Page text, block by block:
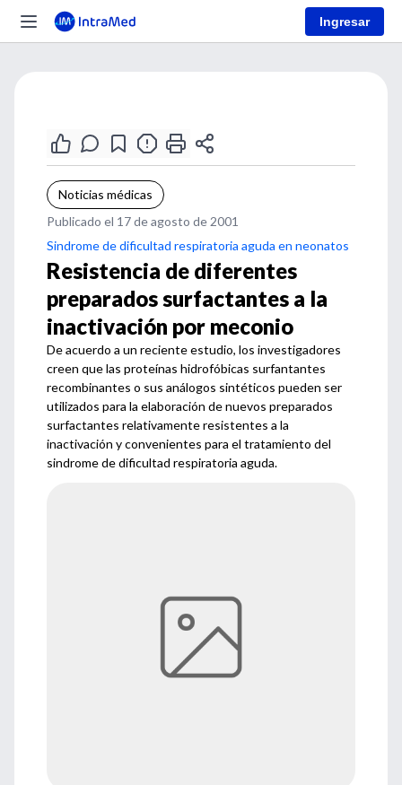
Ingresar
Noticias médicas
Publicado el 17 de agosto de 2001
Sindrome de dificultad respiratoria aguda en neonatos
Resistencia de diferentes
preparados surfactantes a la
inactivación por meconio
De acuerdo a un reciente estudio, los investigadores
creen que las proteínas hidrofóbicas surfantantes
recombinantes o sus análogos sintéticos pueden ser
utilizados para la elaboración de nuevos preparados
surfactantes relativamente resistentes a la
inactivación y convenientes para el tratamiento del
sindrome de dificultad respiratoria aguda.